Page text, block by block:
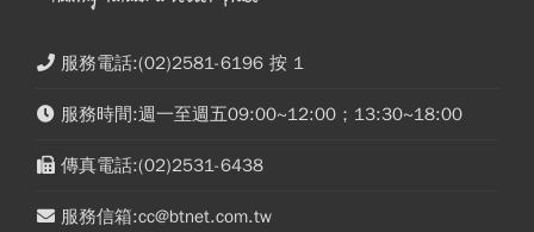
服務電話:(02)2581-6196 按 1
服務時間:週一至週五09:00~12:00；13:30~18:00
傳真電話:(02)2531-6438
服務信箱:cc@btnet.com.tw